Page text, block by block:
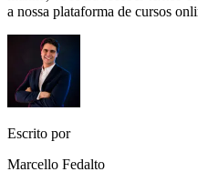
a nossa plataforma de cursos
Escrito por
Marcello Fedalto